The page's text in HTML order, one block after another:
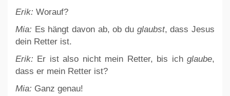
Erik: Worauf?
Mia: Es hängt davon ab, ob du glaubst, dass Jesus
dein Retter ist.
Erik: Er ist also nicht mein Retter, bis ich glaube,
dass er mein Retter ist?
Mia: Ganz genau!